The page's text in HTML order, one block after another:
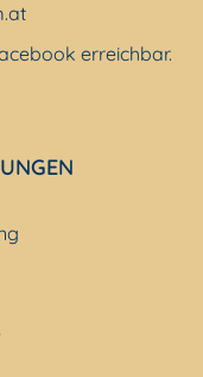
erreichbar.